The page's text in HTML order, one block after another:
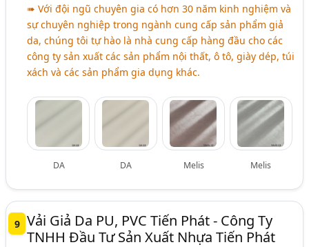
➠ Với đội ngũ chuyên gia có hơn 30 năm kinh nghiệm và
sự chuyên nghiệp trong ngành cung cấp sản phẩm giả
da, chúng tôi tự hào là nhà cung cấp hàng đầu cho các
công ty sản xuất các sản phẩm nội thất, ô tô, giày dép, túi
xách và các sản phẩm gia dụng khác.
DA DA Melis Melis
9 Vải Giả Da PU, PVC Tiến Phát - Công Ty
TNHH Đầu Tư Sản Xuất Nhựa Tiến Phát